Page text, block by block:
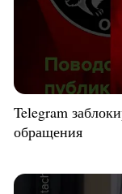
Telegram
обращения